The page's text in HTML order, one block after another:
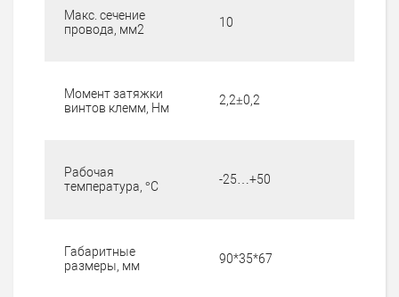
Макс. сечение
провода, мм2 10
Момент затяжки
винтов клемм, Нм
2,2±0,2
Рабочая
температура, °С
-25…+50
Габаритные
размеры, мм
90*35*67